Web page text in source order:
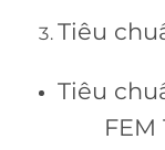
Tiêu
Tiêu
FEM